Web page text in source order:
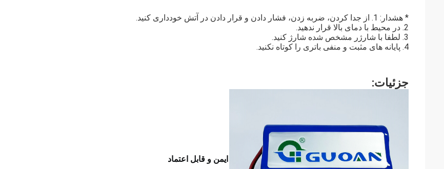
* هشدار: 1. از جدا کردن، ضربه زدن، فشار دادن و قرار دادن در آتش خودداری کنید.
2. در محیط با دمای بالا قرار ندهید.
3. لطفا با شارژر مشخص شده شارژ کنید.
4. پایانه های مثبت و منفی باتری را کوتاه نکنید.
جزئیات:
ایمن و قابل اعتماد